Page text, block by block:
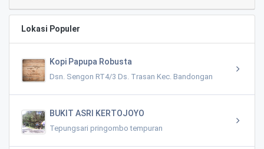
Lokasi Populer
Kopi Papupa Robusta
Dsn. Sengon RT4/3 Ds. Trasan Kec. Bandongan
BUKIT ASRI KERTOJOYO
Tepungsari pringombo tempuran